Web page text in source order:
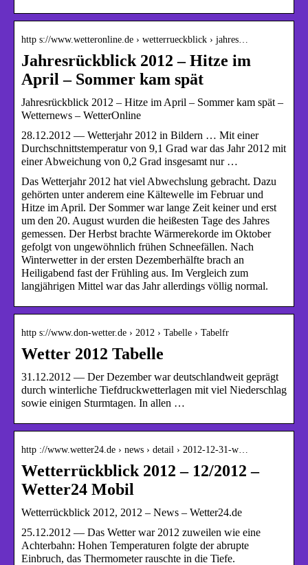
http s://www.wetteronline.de › wetterrueckblick › jahres…
Jahresrückblick 2012 – Hitze im
April – Sommer kam spät
Jahresrückblick 2012 – Hitze im April – Sommer kam spät –
Wetternews – WetterOnline
28.12.2012 — Wetterjahr 2012 in Bildern … Mit einer
Durchschnittstemperatur von 9,1 Grad war das Jahr 2012 mit
einer Abweichung von 0,2 Grad insgesamt nur …
Das Wetterjahr 2012 hat viel Abwechslung gebracht. Dazu
gehörten unter anderem eine Kältewelle im Februar und
Hitze im April. Der Sommer war lange Zeit keiner und erst
um den 20. August wurden die heißesten Tage des Jahres
gemessen. Der Herbst brachte Wärmerekorde im Oktober
gefolgt von ungewöhnlich frühen Schneefällen. Nach
Winterwetter in der ersten Dezemberhälfte brach an
Heiligabend fast der Frühling aus. Im Vergleich zum
langjährigen Mittel war das Jahr allerdings völlig normal.
http s://www.don-wetter.de › 2012 › Tabelle › Tabelfr
Wetter 2012 Tabelle
31.12.2012 — Der Dezember war deutschlandweit geprägt
durch winterliche Tiefdruckwetterlagen mit viel Niederschlag
sowie einigen Sturmtagen. In allen …
http ://www.wetter24.de › news › detail › 2012-12-31-w…
Wetterrückblick 2012 – 12/2012 –
Wetter24 Mobil
Wetterrückblick 2012, 2012 – News – Wetter24.de
25.12.2012 — Das Wetter war 2012 zuweilen wie eine
Achterbahn: Hohen Temperaturen folgte der abrupte
Einbruch, das Thermometer rauschte in die Tiefe.